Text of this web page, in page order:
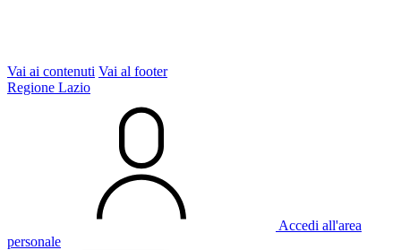
Vai ai contenuti Vai al footer
Regione Lazio
Accedi all'area
personale